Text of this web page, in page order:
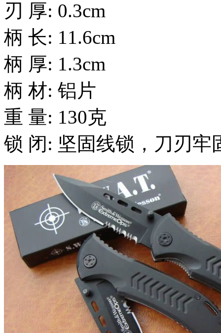
刃 厚: 0.3cm
柄 长: 11.6cm
柄 厚: 1.3cm
柄 材: 铝片
重 量: 130克
锁 闭: 坚固线锁，刀刃牢